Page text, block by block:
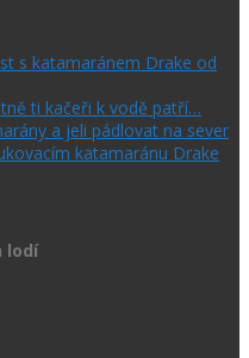
s katamaránem Drake od
ti kačeři k vodě patří…
a jeli pádlovat na sever
katamaránu Drake
lodí